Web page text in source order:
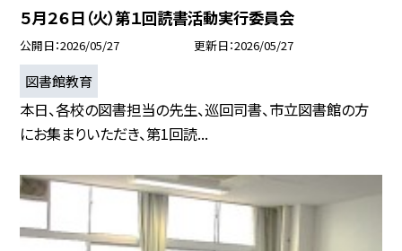
５月２６日（火）第１回読書活動実行委員会
公開日 2026/05/27 更新日 2026/05/27
図書館教育
本日、各校の図書担当の先生、巡回司書、市立図書館の方
にお集まりいただき、第1回読...